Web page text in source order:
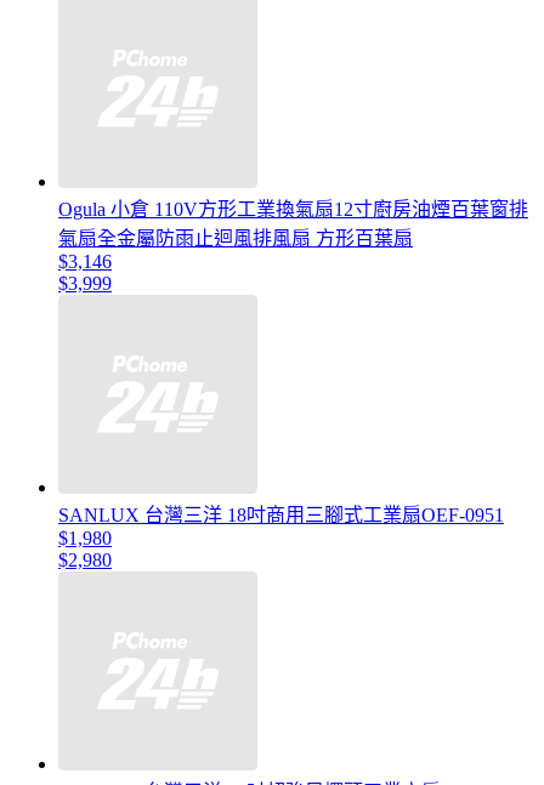
Ogula 小倉 110V方形工業換氣扇12寸廚房油煙百葉窗排
氣扇全金屬防雨止迴風排風扇 方形百葉扇
$3,146
$3,999
SANLUX 台灣三洋 18吋商用三腳式工業扇OEF-0951
$1,980
$2,980